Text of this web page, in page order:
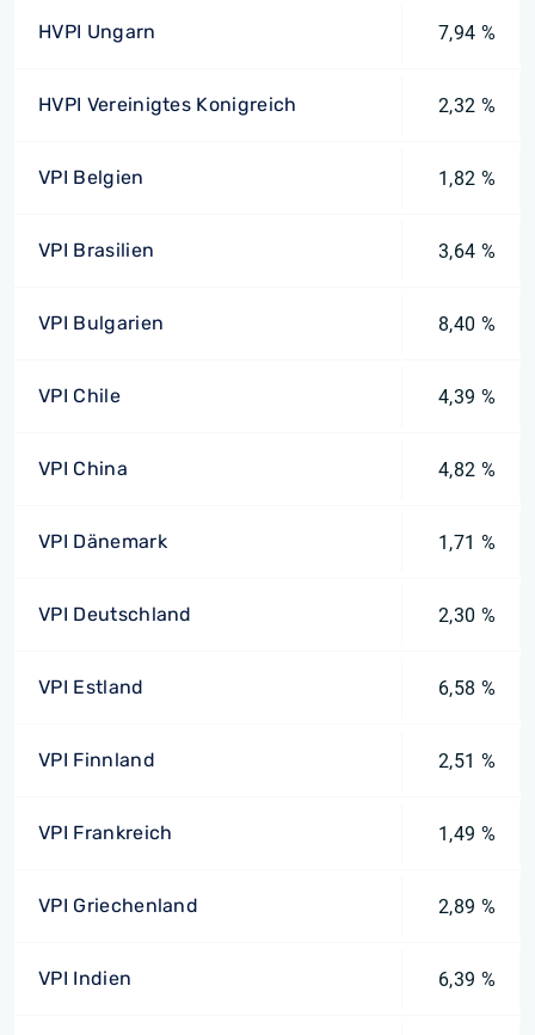
HVPI Ungarn 7,94 %
HVPI Vereinigtes Konigreich 2,32 %
VPI Belgien 1,82 %
VPI Brasilien 3,64 %
VPI Bulgarien 8,40 %
VPI Chile 4,39 %
VPI China 4,82 %
VPI Dänemark 1,71 %
VPI Deutschland 2,30 %
VPI Estland 6,58 %
VPI Finnland 2,51 %
VPI Frankreich 1,49 %
VPI Griechenland 2,89 %
VPI Indien 6,39 %